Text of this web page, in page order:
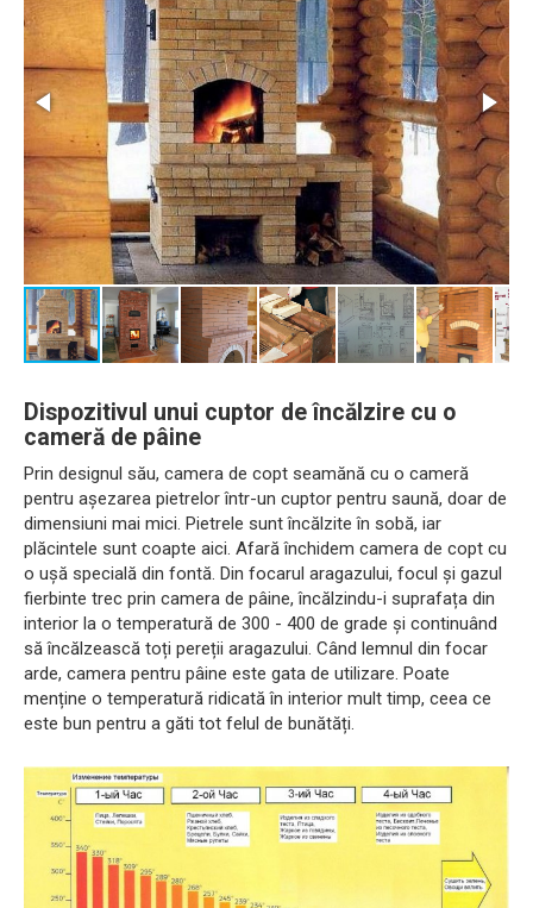
Dispozitivul unui cuptor de încălzire cu o
cameră de pâine
Prin designul său, camera de copt seamănă cu o cameră
pentru așezarea pietrelor într-un cuptor pentru saună, doar de
dimensiuni mai mici. Pietrele sunt încălzite în sobă, iar
plăcintele sunt coapte aici. Afară închidem camera de copt cu
o ușă specială din fontă. Din focarul aragazului, focul și gazul
fierbinte trec prin camera de pâine, încălzindu-i suprafața din
interior la o temperatură de 300 - 400 de grade și continuând
să încălzească toți pereții aragazului. Când lemnul din focar
arde, camera pentru pâine este gata de utilizare. Poate
menține o temperatură ridicată în interior mult timp, ceea ce
este bun pentru a găti tot felul de bunătăți.